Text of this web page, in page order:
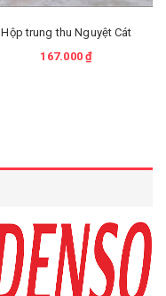
Hộp trung thu Nguyệt Cát
167.000 ₫